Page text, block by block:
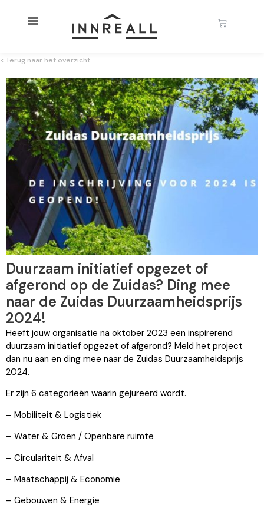
< Terug naar het overzicht
Duurzaam initiatief opgezet of
afgerond op de Zuidas? Ding mee
naar de Zuidas Duurzaamheidsprijs
2024!
Heeft jouw organisatie na oktober 2023 een inspirerend
duurzaam initiatief opgezet of afgerond? Meld het project
dan nu aan en ding mee naar de Zuidas Duurzaamheidsprijs
2024.
Er zijn 6 categorieën waarin gejureerd wordt.
– Mobiliteit & Logistiek
– Water & Groen / Openbare ruimte
– Circulariteit & Afval
– Maatschappij & Economie
– Gebouwen & Energie